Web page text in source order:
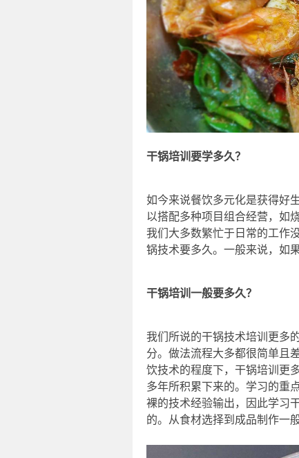
干锅培训要学多久？
如今来说餐饮多元化是获得好
以搭配多种项目组合经营，如
我们大多数繁忙于日常的工作
锅技术要多久。一般来说，如
干锅培训一般要多久？
我们所说的干锅技术培训更多
分。做法流程大多都很简单且
饮技术的程度下，干锅培训更
多年所积累下来的。学习的重
裸的技术经验输出，因此学习
的。从食材选择到成品制作一